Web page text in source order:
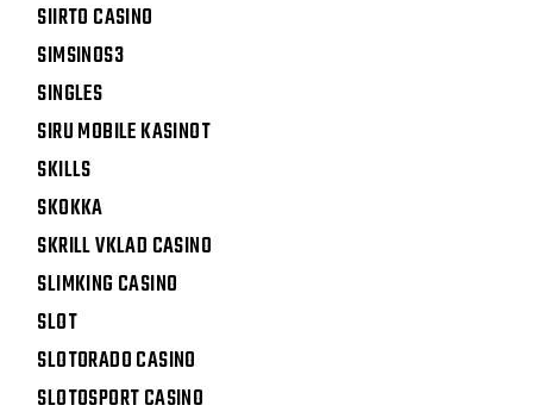
SIIRTO CASINO
SIMSINOS3
SINGLES
SIRU MOBILE KASINOT
SKILLS
SKOKKA
SKRILL VKLAD CASINO
SLIMKING CASINO
SLOT
SLOTORADO CASINO
SLOTOSPORT CASINO